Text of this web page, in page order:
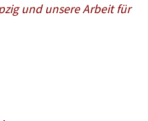
und unsere Arbeit für